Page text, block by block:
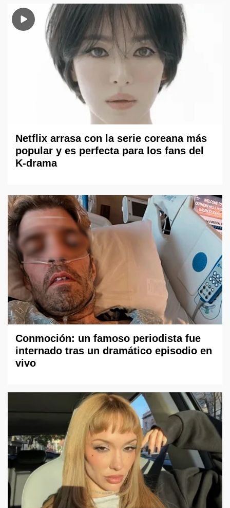
Netflix arrasa con la serie coreana más
popular y es perfecta para los fans del
K-drama
Conmoción: un famoso periodista fue
internado tras un dramático episodio en
vivo